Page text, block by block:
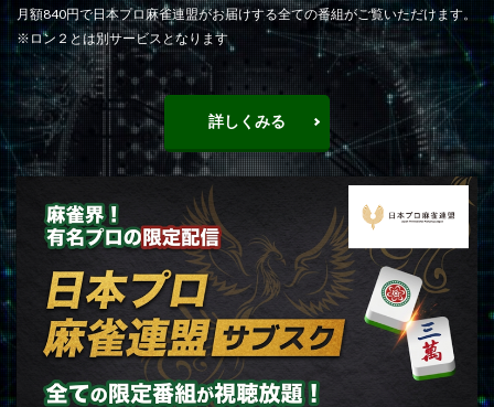
月額840円で日本プロ麻雀連盟がお届けする全ての番組がご覧いただけます。
※ロン２とは別サービスとなります
詳しくみる